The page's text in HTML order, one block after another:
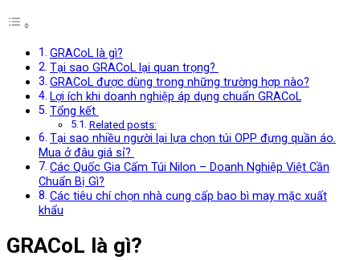
GRACoL là gì?
Tại sao GRACoL lại quan trọng?
GRACoL được dùng trong những trường hợp nào?
Lợi ích khi doanh nghiệp áp dụng chuẩn GRACoL
Tổng kết
Related posts:
Tại sao nhiều người lại lựa chọn túi OPP đựng quần áo.
Mua ở đâu giá sỉ?
Các Quốc Gia Cấm Túi Nilon – Doanh Nghiệp Việt Cần
Chuẩn Bị Gì?
Các tiêu chí chọn nhà cung cấp bao bì may mặc xuất
khẩu
GRACoL là gì?